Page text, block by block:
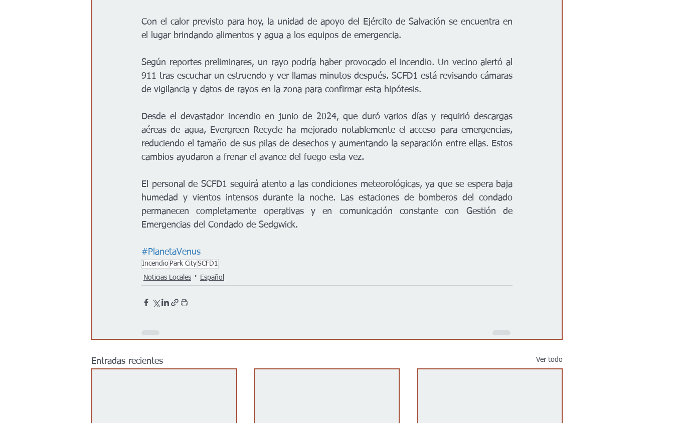
Con el calor previsto para hoy, la unidad de apoyo del Ejército de Salvación se encuentra en
el lugar brindando alimentos y agua a los equipos de emergencia.
Según reportes preliminares, un rayo podría haber provocado el incendio. Un vecino alertó al
911 tras escuchar un estruendo y ver llamas minutos después. SCFD1 está revisando cámaras
de vigilancia y datos de rayos en la zona para confirmar esta hipótesis.
Desde el devastador incendio en junio de 2024, que duró varios días y requirió descargas
aéreas de agua, Evergreen Recycle ha mejorado notablemente el acceso para emergencias,
reduciendo el tamaño de sus pilas de desechos y aumentando la separación entre ellas. Estos
cambios ayudaron a frenar el avance del fuego esta vez.
El personal de SCFD1 seguirá atento a las condiciones meteorológicas, ya que se espera baja
humedad y vientos intensos durante la noche. Las estaciones de bomberos del condado
permanecen completamente operativas y en comunicación constante con Gestión de
Emergencias del Condado de Sedgwick.
#PlanetaVenus
Incendio Park CitySCFD1
Noticias Locales
Español
Entradas recientes Ver todo